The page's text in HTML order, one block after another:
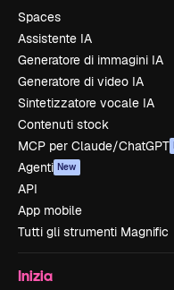
Spaces
Assistente IA
Generatore di immagini IA
Generatore di video IA
Sintetizzatore vocale IA
Contenuti stock
MCP per Claude/ChatGPT
Agenti New
API
App mobile
Tutti gli strumenti Magnific
Inizia